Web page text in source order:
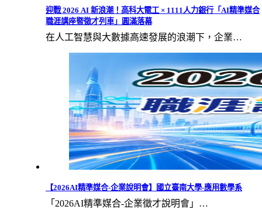
迎戰 2026 AI 新浪潮！高科大電工 × 1111人力銀行「AI精準媒合
職涯講座暨徵才列車」圓滿落幕
在人工智慧與大數據高速發展的浪潮下，企業…
【2026AI精準媒合-企業說明會】國立臺南大學-應用數學系
「2026AI精準媒合-企業徵才說明會」…